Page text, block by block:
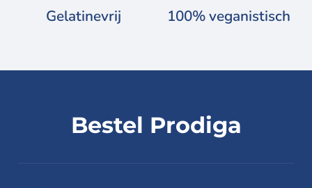
Gelatinevrij 100% veganistisch
Bestel Prodiga